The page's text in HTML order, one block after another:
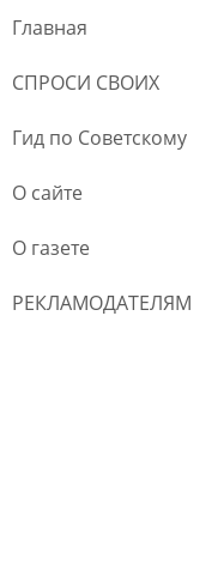
Главная
СПРОСИ СВОИХ
Гид по Советскому
О сайте
О газете
РЕКЛАМОДАТЕЛЯМ